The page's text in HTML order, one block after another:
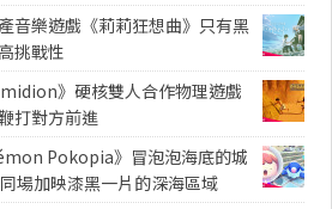
音樂遊戲《莉莉狂想曲》只有黑
挑戰性
》硬核雙人合作物理遊戲
打對方前進
Pokopia》冒泡泡海底的城
場加映漆黑一片的深海區域